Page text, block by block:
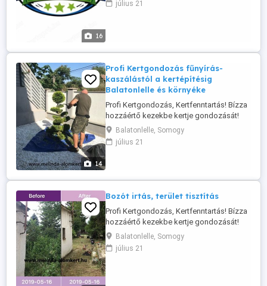
16
munkáktól a takarítási feladatokon át
így ...
július 21
14
Profi Kertgondozás fűnyírás-
kaszálástól a kertépítésig
Balatonlelle és környéke
Profi Kertgondozás, Kertfenntartás! Bízza
hozzáértő kezekbe kertje gondozását!
Cégünk vállalja: -Kertépítés, kertfenntartás
-Gyümölcsfa, Szőlő és Dísznövény
szakszerű metszését -Kertásást,
-Dísznövény telepítést,
Dísznövényápolást, -Tápanyag-
utánpótlást, ...
Balatonlelle, Somogy
július 21
Bozót irtás, terület tisztítás
Profi Kertgondozás, Kertfenntartás! Bízza
hozzáértő kezekbe kertje gondozását!
Cégünk vállalja: -Kertépítés, kertfenntartás
-Gyümölcsfa, Szőlő és Dísznövény
szakszerű metszését -Kertásást,
Balatonlelle, Somogy
július 21